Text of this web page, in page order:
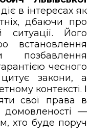
в інтересах як
дбаючи про
ситуації. Його
встановлення
позбавлення
чесного
закони, а
контексті. І
свої права в
домовленості —
хто буде поруч